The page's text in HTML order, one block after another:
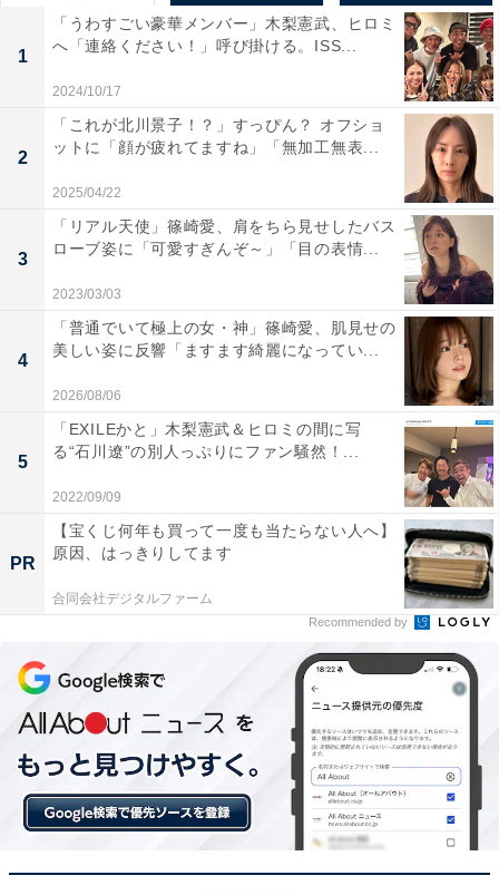
1
「うわすごい豪華メンバー」木梨憲武、ヒロミ
へ「連絡ください！」呼び掛ける。ISS...
2024/10/17
2
「これが北川景子！？」すっぴん？ オフショ
ットに「顔が疲れてますね」「無加工無表...
2025/04/22
3
「リアル天使」篠崎愛、肩をちら見せしたバス
ローブ姿に「可愛すぎんぞ～」「目の表情...
2023/03/03
4
「普通でいて極上の女・神」篠崎愛、肌見せの
美しい姿に反響「ますます綺麗になってい...
2026/08/06
5
「EXILEかと」木梨憲武＆ヒロミの間に写
る“石川遼”の別人っぷりにファン騒然！...
2022/09/09
PR
【宝くじ何年も買って一度も当たらない人へ】
原因、はっきりしてます
合同会社デジタルファーム
Recommended by